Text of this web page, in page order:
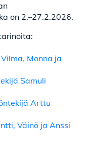
on 2.–27.2.2026.
Monna ja
Samuli
Arttu
Väinö ja Anssi